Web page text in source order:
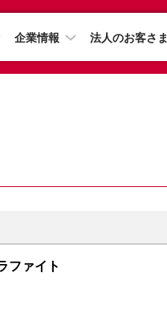
企業情報 法人のお客さま
ファイト